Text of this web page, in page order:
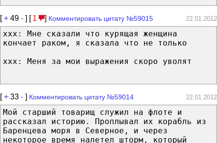
[+ 49 - ] [ 1 ] Комментировать цитату №59015 22.01.2012
ххх: Мне сказали что курящая женщина
кончает раком, я сказала что не только
ххх: Меня за мои выражения скоро уволят
[+ 33 - ] Комментировать цитату №59014 22.01.2012
Мой старший товарищ служил на флоте и
рассказал историю. Проплывал их корабль из
Баренцева моря в Северное, и через
некоторое время налетел шторм, который